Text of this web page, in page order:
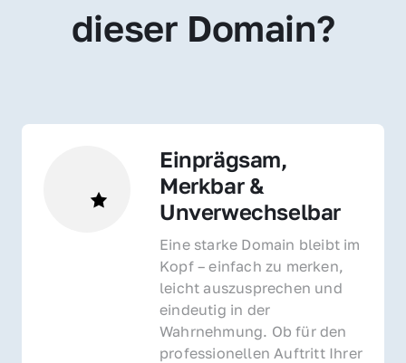
dieser Domain?
Einprägsam,
Merkbar &
Unverwechselbar
Eine starke Domain bleibt im
Kopf – einfach zu merken,
leicht auszusprechen und
eindeutig in der
Wahrnehmung. Ob für den
professionellen Auftritt Ihrer